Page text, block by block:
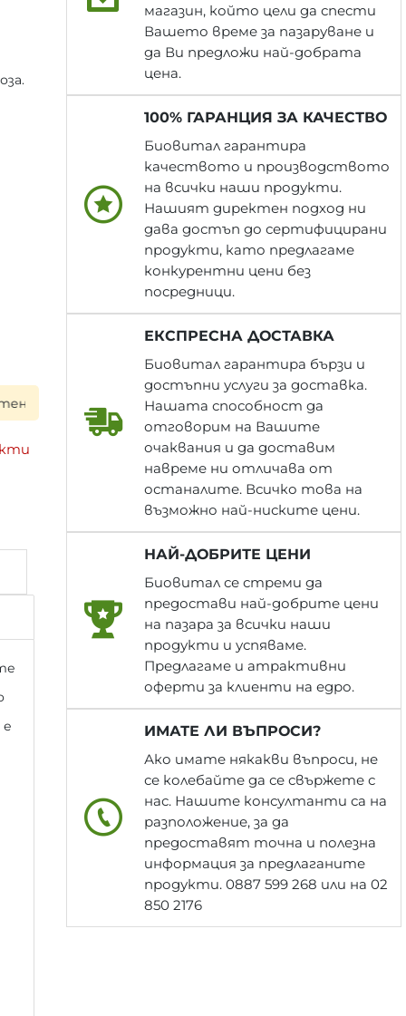
поръчка до 17:00 ч. ▪ Всяка пратка пътува с опция
магазин, който цели да спести
Вашето време за пазаруване и
да Ви предложи най-добрата
цена.
100% ГАРАНЦИЯ ЗА КАЧЕСТВО
Биовитал гарантира
качеството и производството
на всички наши продукти.
Нашият директен подход ни
дава достъп до сертифицирани
продукти, като предлагаме
конкурентни цени без
посредници.
ЕКСПРЕСНА ДОСТАВКА
Биовитал гарантира бързи и
достъпни услуги за доставка.
Нашата способност да
отговорим на Вашите
очаквания и да доставим
навреме ни отличава от
останалите. Всичко това на
възможно най-ниските цени.
НАЙ-ДОБРИТЕ ЦЕНИ
Биовитал се стреми да
предостави най-добрите цени
на пазара за всички наши
продукти и успяваме.
Предлагаме и атрактивни
оферти за клиенти на едро.
ИМАТЕ ЛИ ВЪПРОСИ?
Ако имате някакви въпроси, не
се колебайте да се свържете с
нас. Нашите консултанти са на
разположение, за да
предоставят точна и полезна
информация за предлаганите
продукти. 0887 599 268 или на 02
850 2176